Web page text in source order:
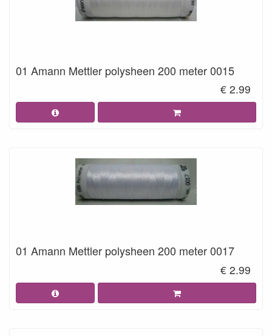
01 Amann Mettler polysheen 200 meter 0015
€ 2.99
01 Amann Mettler polysheen 200 meter 0017
€ 2.99